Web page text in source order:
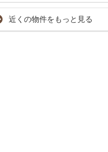
近くの物件をもっと見る